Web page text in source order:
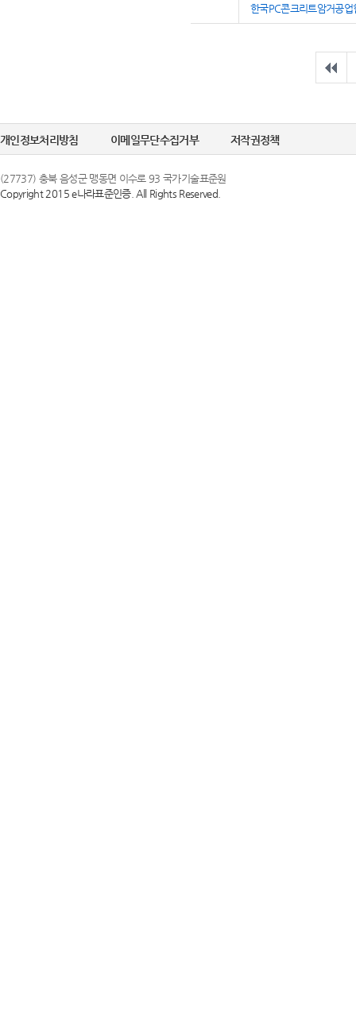
한국PC콘크리트암거공업
개인정보처리방침 이메일무단수집거부 저작권정책
(27737) 충북 음성군 맹동면 이수로 93 국가기술표준원
Copyright 2015 e나라표준인증. All Rights Reserved.